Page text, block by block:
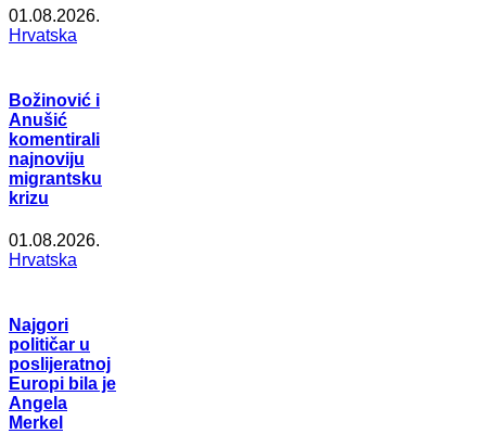
01.08.2026.
Hrvatska
Božinović i
Anušić
komentirali
najnoviju
migrantsku
krizu
01.08.2026.
Hrvatska
Najgori
političar u
poslijeratnoj
Europi bila je
Angela
Merkel